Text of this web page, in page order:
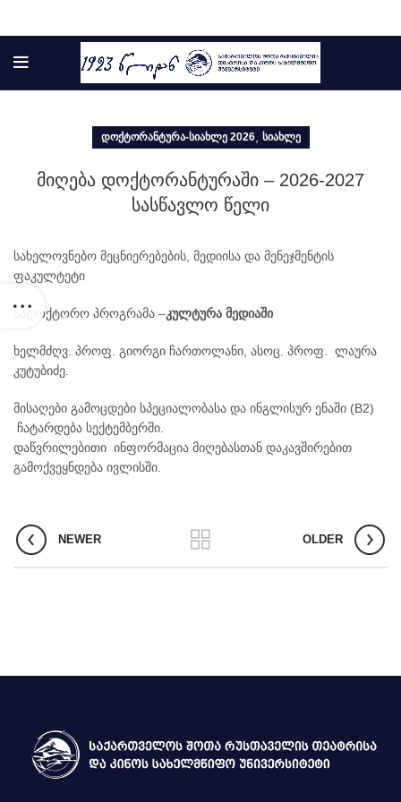
ᲓᲝᲥᲢᲝᲠᲐᲜᲢᲣᲠᲐ-ᲡᲘᲐᲮᲚᲔ 2026, ᲡᲘᲐᲮᲚᲔ
მიღება დოქტორანტურაში – 2026-2027
სასწავლო წელი
სახელოვნებო მეცნიერებების, მედიისა და მენეჯმენტის
ფაკულტეტი
სადოქტორო პროგრამა –კულტურა მედიაში
ხელმძღვ. პროფ. გიორგი ჩართოლანი, ასოც. პროფ. ლაურა
კუტუბიძე.
მისაღები გამოცდები სპეციალობასა და ინგლისურ ენაში (B2)
ჩატარდება სექტემბერში.
დაწვრილებითი ინფორმაცია მიღებასთან დაკავშირებით
გამოქვეყნდება ივლისში.
NEWER OLDER
და სახელოვნებო მეცნიერებების, მედიისა და